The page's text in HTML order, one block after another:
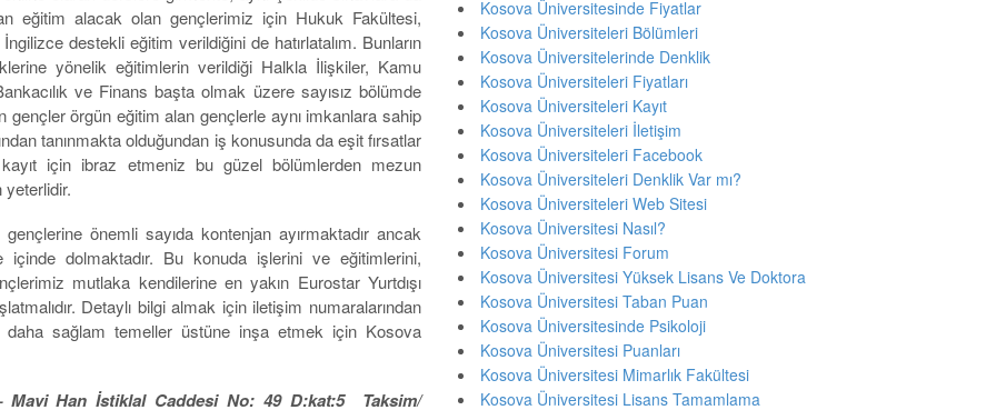
eğitim alacak olan gençlerimiz için Hukuk Fakültesi,
destekli eğitim verildiğini de hatırlatalım. Bunların
yönelik eğitimlerin verildiği Halkla İlişkiler, Kamu
ve Finans başta olmak üzere sayısız bölümde
örgün eğitim alan gençlerle aynı imkanlara sahip
tanınmakta olduğundan iş konusunda da eşit fırsatlar
kayıt için ibraz etmeniz bu güzel bölümlerden mezun
yeterlidir.
önemli sayıda kontenjan ayırmaktadır ancak
dolmaktadır. Bu konuda işlerini ve eğitimlerini,
mutlaka kendilerine en yakın Eurostar Yurtdışı
Detaylı bilgi almak için iletişim numaralarından
sağlam temeller üstüne inşa etmek için Kosova
Han İstiklal Caddesi No: 49 D:kat:5 Taksim/
Kosova Üniversitesinde Fiyatlar
Kosova Üniversiteleri Bölümleri
Kosova Üniversitelerinde Denklik
Kosova Üniversiteleri Fiyatları
Kosova Üniversiteleri Kayıt
Kosova Üniversiteleri İletişim
Kosova Üniversiteleri Facebook
Kosova Üniversiteleri Denklik Var mı?
Kosova Üniversiteleri Web Sitesi
Kosova Üniversitesi Nasıl?
Kosova Üniversitesi Forum
Kosova Üniversitesi Yüksek Lisans Ve Doktora
Kosova Üniversitesi Taban Puan
Kosova Üniversitesinde Psikoloji
Kosova Üniversitesi Puanları
Kosova Üniversitesi Mimarlık Fakültesi
Kosova Üniversitesi Lisans Tamamlama